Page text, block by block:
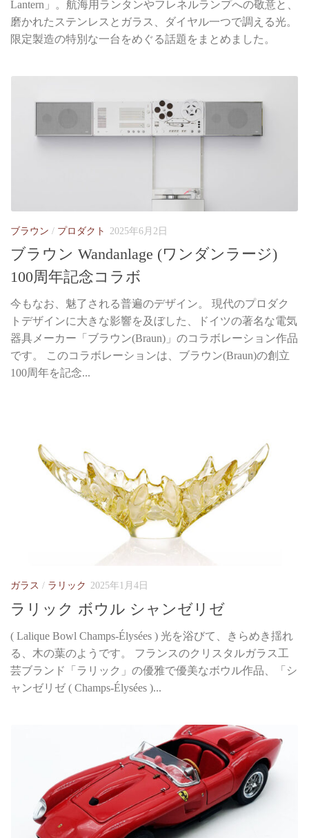
Lantern」。航海用ランタンやフレネルランプへの敬意と、
磨かれたステンレスとガラス、ダイヤル一つで調える光。
限定製造の特別な一台をめぐる話題をまとめました。
ブラウン / プロダクト 2025年6月2日
ブラウン Wandanlage (ワンダンラージ)
100周年記念コラボ
今もなお、魅了される普遍のデザイン。 現代のプロダク
トデザインに大きな影響を及ぼした、ドイツの著名な電気
器具メーカー「ブラウン(Braun)」のコラボレーション作品
です。 このコラボレーションは、ブラウン(Braun)の創立
100周年を記念...
ガラス / ラリック 2025年1月4日
ラリック ボウル シャンゼリゼ
( Lalique Bowl Champs-Élysées ) 光を浴びて、きらめき揺れ
る、木の葉のようです。 フランスのクリスタルガラス工
芸ブランド「ラリック」の優雅で優美なボウル作品、「シ
ャンゼリゼ ( Champs-Élysées )...